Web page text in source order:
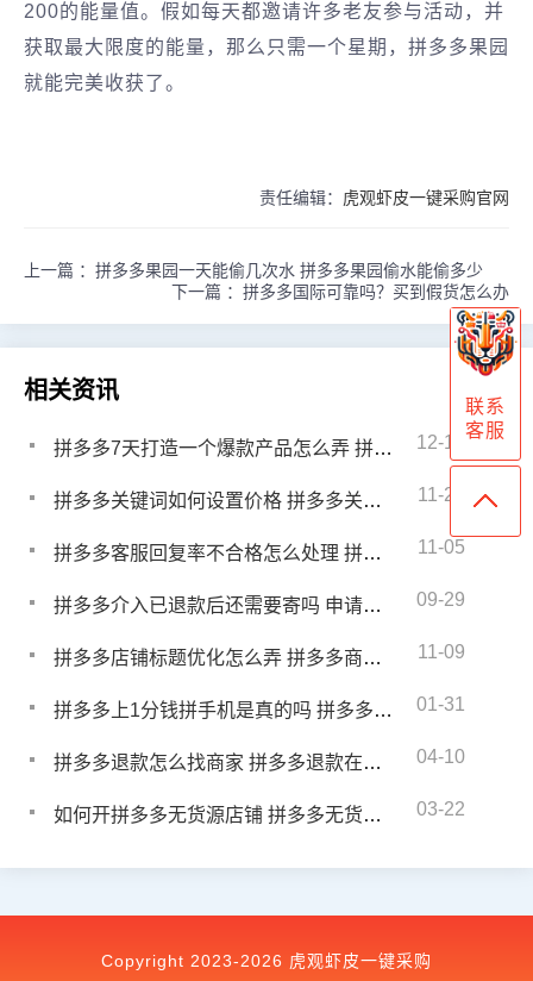
200的能量值。假如每天都邀请许多老友参与活动，并
获取最大限度的能量，那么只需一个星期，拼多多果园
就能完美收获了。
责任编辑： 虎观虾皮一键采购官网
上一篇 ： 拼多多果园一天能偷几次水 拼多多果园偷水能偷多少
下一篇 ： 拼多多国际可靠吗？买到假货怎么办
相关资讯
拼多多7天打造一个爆款产品怎么弄 拼多多7天爆款方法 12-13
拼多多关键词如何设置价格 拼多多关键词排序规则 11-21
拼多多客服回复率不合格怎么处理 拼多多dsr评分过低怎么办 11-05
拼多多介入已退款后还需要寄吗 申请拼多多介入一般是谁赢 09-29
拼多多店铺标题优化怎么弄 拼多多商家怎么优化标题 11-09
拼多多上1分钱拼手机是真的吗 拼多多一分钱拼苹果手机是真的吗 01-31
拼多多退款怎么找商家 拼多多退款在哪里查看 04-10
如何开拼多多无货源店铺 拼多多无货源赚钱吗 03-22
Copyright 2023-2026 虎观虾皮一键采购
联系
客服